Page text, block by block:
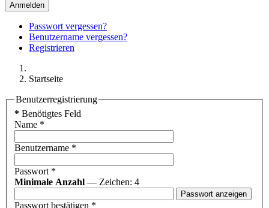
Anmelden
Passwort vergessen?
Benutzername vergessen?
Registrieren
Startseite
Benutzerregistrierung
* Benötigtes Feld
Name *
Benutzername *
Passwort *
Minimale Anzahl — Zeichen: 4
Passwort anzeigen
Passwort bestätigen *